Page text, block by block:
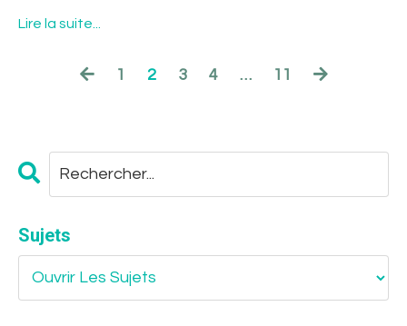
Lire la suite...
1 2 3 4 … 11
Sujets